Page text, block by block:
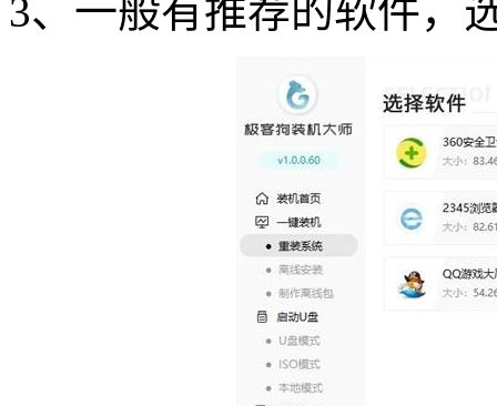
3、一般有推荐的软件，